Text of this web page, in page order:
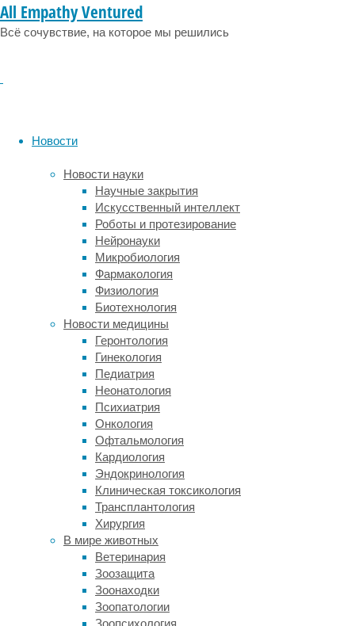
All Empathy Ventured
Всё сочувствие, на которое мы решились
Новости
Новости науки
Научные закрытия
Искусственный интеллект
Роботы и протезирование
Нейронауки
Микробиология
Фармакология
Физиология
Биотехнология
Новости медицины
Геронтология
Гинекология
Педиатрия
Неонатология
Психиатрия
Онкология
Офтальмология
Кардиология
Эндокринология
Клиническая токсикология
Трансплантология
Хирургия
В мире животных
Ветеринария
Зоозащита
Зоонаходки
Зоопатологии
Зоопсихология
самоубийства,
и
помогать
суицида
самостоятельно
не
может
разобраться
сложном
переплетении
событий
обстоятельств.
четыре
года
Роспотребнадзор
проверил
более
тысяч
ссылок
страницы
сайтов
интернете
наличие
информации